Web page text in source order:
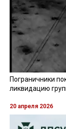
Пограничники
ликвидацию
20 апреля 2026